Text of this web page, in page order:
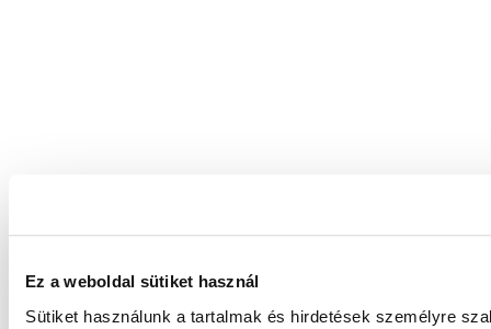
Ez a weboldal sütiket használ
Sütiket használunk a tartalmak és hirdetések személyre